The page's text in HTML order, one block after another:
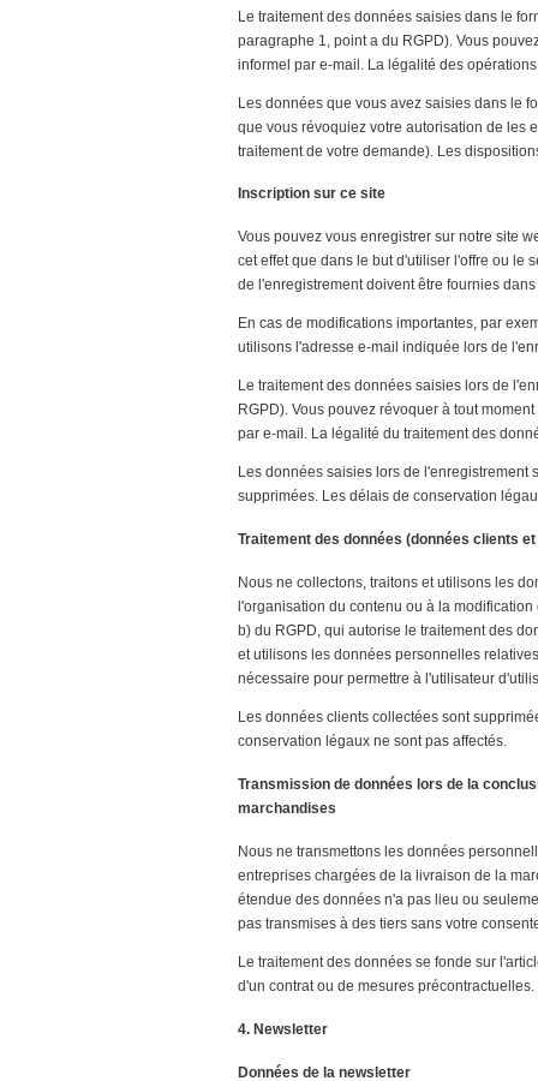
Le traitement des données saisies dans le
paragraphe 1, point a du RGPD). Vous
informel par e-mail. La légalité des
Les données que vous avez saisies dans le
que vous révoquiez votre autorisation de les
traitement de votre demande). Les
Inscription sur ce site
Vous pouvez vous enregistrer sur notre site
cet effet que dans le but d'utiliser l'offre ou le
de l'enregistrement doivent être fournies
En cas de modifications importantes, par
utilisons l'adresse e-mail indiquée lors de
Le traitement des données saisies lors de
RGPD). Vous pouvez révoquer à tout
par e-mail. La légalité du traitement des
Les données saisies lors de l'enregistrement
supprimées. Les délais de conservation
Traitement des données (données clients
Nous ne collectons, traitons et utilisons les
l'organisation du contenu ou à la
b) du RGPD, qui autorise le traitement des
et utilisons les données personnelles
nécessaire pour permettre à l'utilisateur
Les données clients collectées sont
conservation légaux ne sont pas affectés.
Transmission de données lors de la
marchandises
Nous ne transmettons les données
entreprises chargées de la livraison de la
étendue des données n'a pas lieu ou
pas transmises à des tiers sans votre
Le traitement des données se fonde sur
d'un contrat ou de mesures précontractuelles.
4. Newsletter
Données de la newsletter